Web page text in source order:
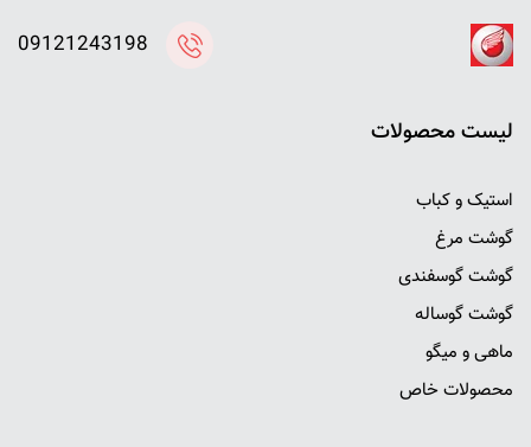
ليست محصولات
استیک و کباب
گوشت مرغ
گوشت گوسفندی
گوشت گوساله
ماهی و میگو
محصولات خاص